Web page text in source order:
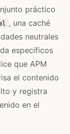
práctico
, una caché
neutrales
específicos
que APM
el contenido
y registra
en el